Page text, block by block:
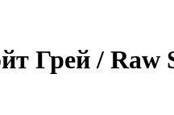
Грей / Raw